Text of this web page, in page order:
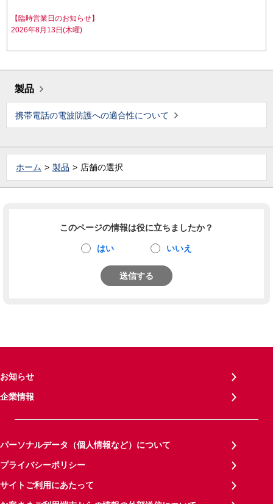
【臨時営業日のお知らせ】
2026年8月13日(木曜)
製品
携帯電話の電波防護への適合性について
ホーム 製品 店舗の選択
このページの情報は役に立ちましたか？
はい いいえ
送信する
お知らせ
企業情報
パーソナルデータ（個人情報など）について
プライバシーポリシー
サイトご利用にあたって